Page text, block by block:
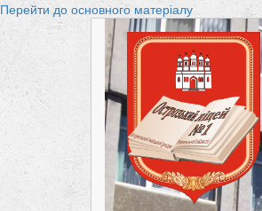
Перейти до основного матеріалу